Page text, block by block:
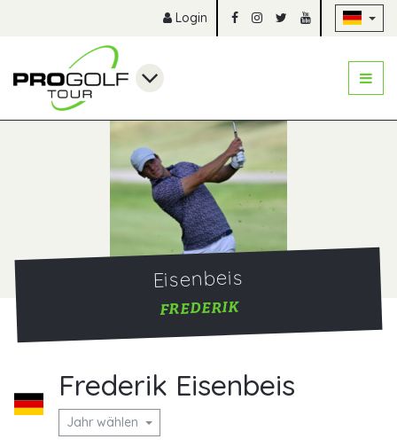
Login
Eisenbeis
FREDERIK
Frederik Eisenbeis
Jahr wählen